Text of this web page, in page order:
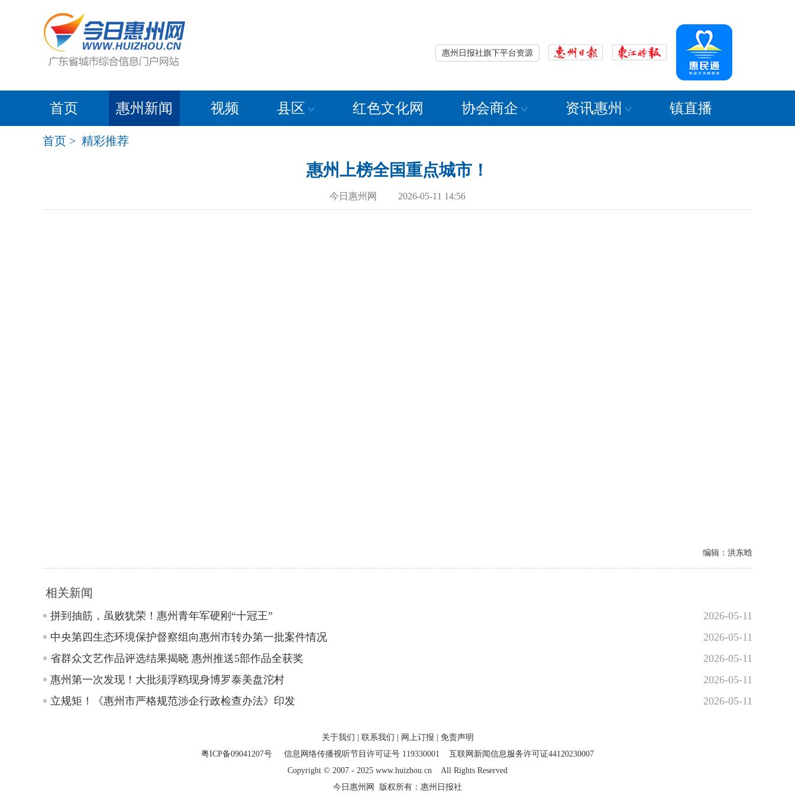
惠州日报社旗下平台资源
首页 惠州新闻 视频 县区 红色文化网 协会商企 资讯惠州 镇直播
首页 > 精彩推荐
惠州上榜全国重点城市！
今日惠州网 2026-05-11 14:56
编辑：洪东晗
相关新闻
拼到抽筋，虽败犹荣！惠州青年军硬刚“十冠王”
2026-05-11
中央第四生态环境保护督察组向惠州市转办第一批案件情况
2026-05-11
省群众文艺作品评选结果揭晓 惠州推送5部作品全获奖
2026-05-11
惠州第一次发现！大批须浮鸥现身博罗泰美盘沱村
2026-05-11
立规矩！《惠州市严格规范涉企行政检查办法》印发
2026-05-11
关于我们 联系我们 网上订报
免责声明
粤ICP备09041207号
信息网络传播视听节目许可证号 119330001
互联网新闻信息服务许可证44120230007
Copyright © 2007 - 2025 www.huizhou.cn All Rights Reserved
今日惠州网 版权所有：惠州日报社